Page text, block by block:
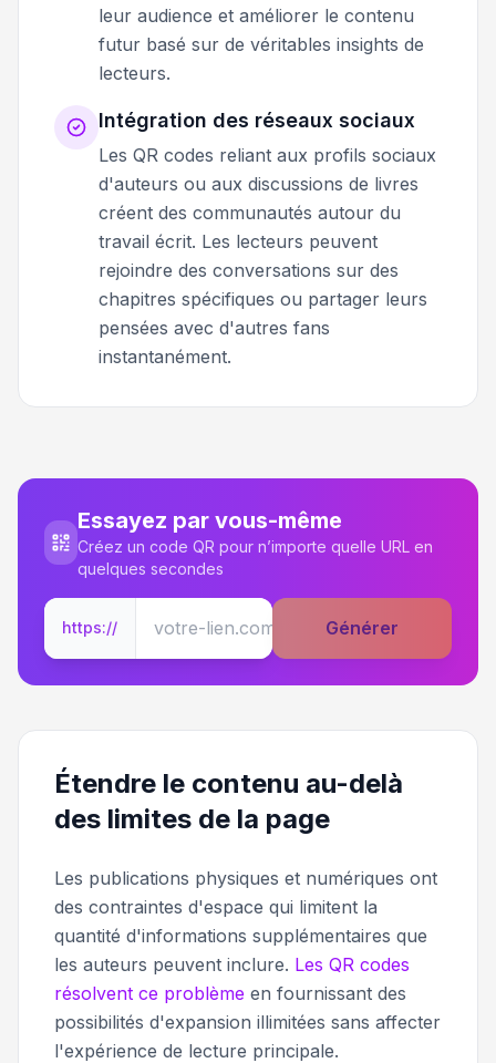
leur audience et améliorer le contenu
futur basé sur de véritables insights de
lecteurs.
Intégration des réseaux sociaux
Les QR codes reliant aux profils sociaux
d'auteurs ou aux discussions de livres
créent des communautés autour du
travail écrit. Les lecteurs peuvent
rejoindre des conversations sur des
chapitres spécifiques ou partager leurs
pensées avec d'autres fans
instantanément.
Essayez par vous-même
Créez un code QR pour n’importe quelle URL en
quelques secondes
https:// Générer
Étendre le contenu au-delà
des limites de la page
Les publications physiques et numériques ont
des contraintes d'espace qui limitent la
quantité d'informations supplémentaires que
les auteurs peuvent inclure. Les QR codes
résolvent ce problème en fournissant des
possibilités d'expansion illimitées sans affecter
l'expérience de lecture principale.